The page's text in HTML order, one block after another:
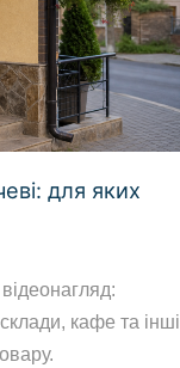
для яких
кафе та інші